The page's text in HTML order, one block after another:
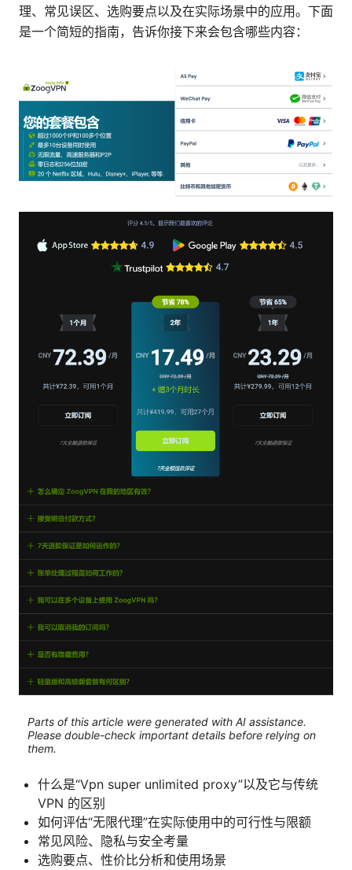
理、常见误区、选购要点以及在实际场景中的应用。下面
是一个简短的指南，告诉你接下来会包含哪些内容：
Parts of this article were generated with AI assistance.
Please double-check important details before relying on
them.
什么是“Vpn super unlimited proxy”以及它与传统
VPN 的区别
如何评估“无限代理”在实际使用中的可行性与限额
常见风险、隐私与安全考量
选购要点、性价比分析和使用场景